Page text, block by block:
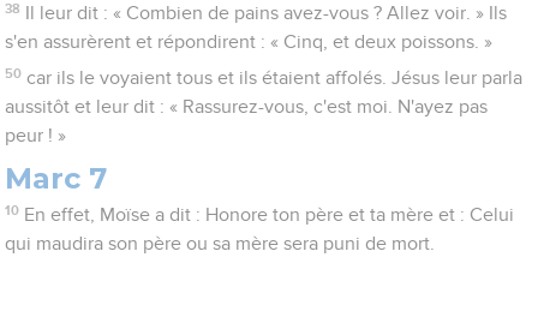
38
Il leur dit : « Combien de pains avez-vous ? Allez voir. » Ils
s'en assurèrent et répondirent : « Cinq, et deux poissons. »
50 car ils le voyaient tous et ils étaient affolés. Jésus leur parla
aussitôt et leur dit : « Rassurez-vous, c'est moi. N'ayez pas
peur ! »
Marc 7
10 En effet, Moïse a dit : Honore ton père et ta mère et : Celui
qui maudira son père ou sa mère sera puni de mort.